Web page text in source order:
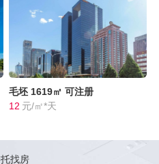
毛坯 1619㎡ 可注册
12 元/㎡*天
找房